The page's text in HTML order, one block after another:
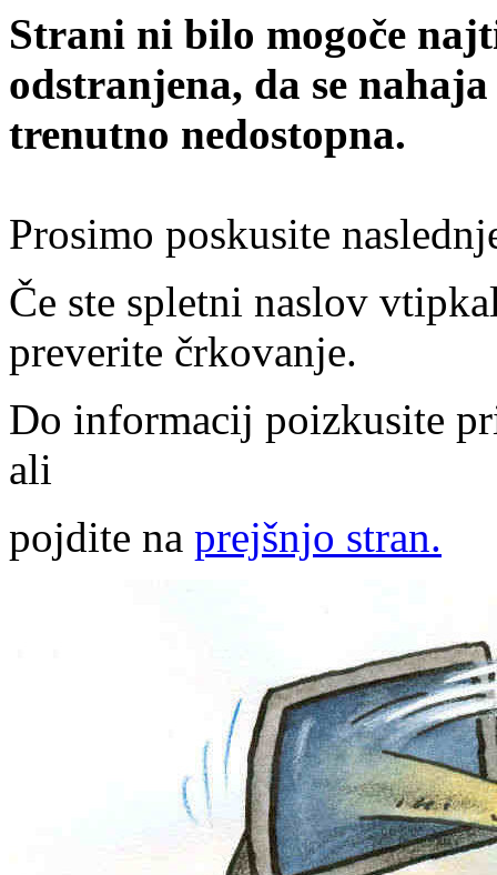
Strani ni bilo mogoče
odstranjena, da se
trenutno nedostopna.
Prosimo poskusite
Če ste spletni naslov
preverite črkovanje.
Do informacij poizkusite
ali
pojdite na prejšnjo stran.